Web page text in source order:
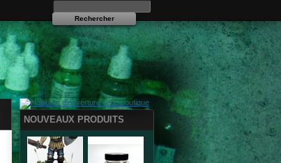
NOUVEAUX PRODUITS